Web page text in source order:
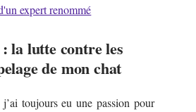
expert renommé
la lutte contre les
de mon chat
toujours eu une passion pour